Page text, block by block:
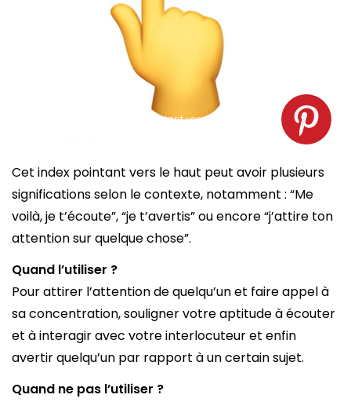
Emoji index et pouce pointant vers le haut. Source :
Cet index pointant vers le haut peut avoir plusieurs
significations selon le contexte, notamment : “Me
voilà, je t’écoute”, “je t’avertis” ou encore “j’attire ton
attention sur quelque chose”.
Quand l’utiliser ?
Pour attirer l’attention de quelqu’un et faire appel à
sa concentration, souligner votre aptitude à écouter
et à interagir avec votre interlocuteur et enfin
avertir quelqu’un par rapport à un certain sujet.
Quand ne pas l’utiliser ?